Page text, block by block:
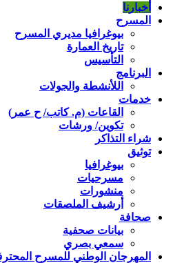
أخبارنا
المسرح
بيوغرافيا مديري المسرح
تاريخ العمارة
التأسيس
البرنامج
اللأنشطة والجولات
خدمات
القاعات (م. كاتب/ ح عمر)
تكوين/ ورشات
شراء التذاكر
توثيق
بيوغرافيا
مسرحيات
منشورات
أرشيف الملصقات
صحافة
بيانات صحفية
سمعي بصري
المهرجان الوطني للمسرح